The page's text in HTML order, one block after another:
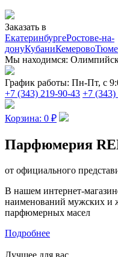
Заказать в
ЕкатеринбургеРостове-на-
донуКубаниКемерово
Мы находимся:
График работы: Пн-Пт, с
+7 (343) 219-90-43 +7 (343)
Корзина: 0 ₽
Парфюмерия
от официального
В нашем интернет-
наименований мужских и
парфюмерных масел
Подробнее
Лучшее для вас